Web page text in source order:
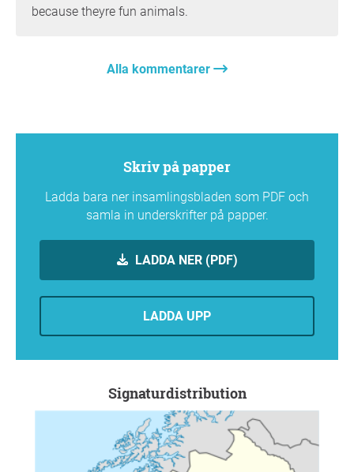
because theyre fun animals.
Alla kommentarer
Skriv på papper
Ladda bara ner insamlingsbladen som PDF och
samla in underskrifter på papper.
LADDA NER (PDF)
LADDA UPP
Signaturdistribution